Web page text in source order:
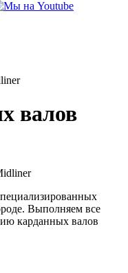
валов
Выполняем все
карданных валов